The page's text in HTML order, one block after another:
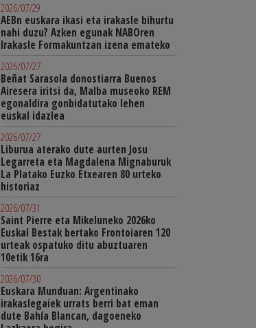
2026/07/29
AEBn euskara ikasi eta irakasle bihurtu
nahi duzu? Azken egunak NABOren
Irakasle Formakuntzan izena emateko
2026/07/27
Beñat Sarasola donostiarra Buenos
Airesera iritsi da, Malba museoko REM
egonaldira gonbidatutako lehen
euskal idazlea
2026/07/27
Liburua aterako dute aurten Josu
Legarreta eta Magdalena Mignaburuk
La Platako Euzko Etxearen 80 urteko
historiaz
2026/07/31
Saint Pierre eta Mikeluneko 2026ko
Euskal Bestak bertako Frontoiaren 120
urteak ospatuko ditu abuztuaren
10etik 16ra
2026/07/30
Euskara Munduan: Argentinako
irakaslegaiek urrats berri bat eman
dute Bahía Blancan, dagoeneko